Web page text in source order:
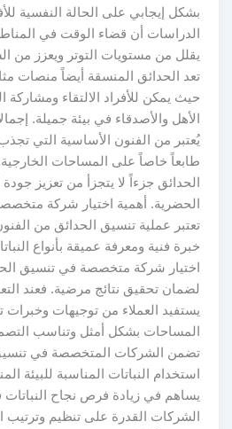
بشكل إيجابي على الحالة النفسية
الدراسات أن قضاء الوقت في
يقلل من مستويات التوتر ويعزز من
تعد الحدائق المنسقة أيضاً منصات
حيث يمكن للأفراد الالتقاء ومشاركة
الأهل والأصدقاء في بيئة جميلة.
يُعتبر من الفنون الأساسية التي
طابعاً خاصاً على المساحات
الحدائق جزءاً لا يتجزأ من تعزيز
الحضرية. أهمية اختيار شركة
تعتبر عملية تنسيق الحدائق من
خبرة فنية ومعرفة عميقة بأنواع
اختيار شركة متخصصة في تنسيق
لضمان تحقيق نتائج مرضية. فعند
يستفيد العملاء من توجيهات وخبرات
المساحات بشكل أمثل وتناسب
تضمن الشركات المتخصصة في
استخدام النباتات المناسبة للبيئة
يساهم في زيادة فرص نجاح النباتات
الشركات القدرة على تنظيم وترتيب